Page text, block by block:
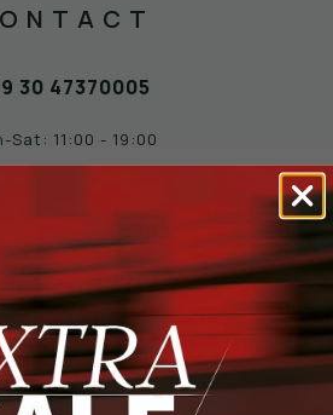
10 % RABATT?
Smart Dresser Newsletter
auf deine erste
SALE!
30 47370005
Sat: 11:00 - 19:00